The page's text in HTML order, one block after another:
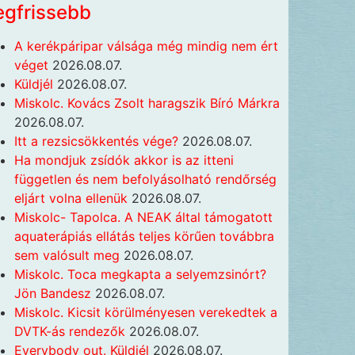
A kerékpáripar válsága még mindig nem ért
véget 2026.08.07.
Küldjél 2026.08.07.
Miskolc. Kovács Zsolt haragszik Bíró Márkra
2026.08.07.
Itt a rezsicsökkentés vége? 2026.08.07.
Ha mondjuk zsídók akkor is az itteni
független és nem befolyásolható rendőrség
eljárt volna ellenük 2026.08.07.
Miskolc- Tapolca. A NEAK által támogatott
aquaterápiás ellátás teljes körűen továbbra
sem valósult meg 2026.08.07.
Miskolc. Toca megkapta a selyemzsinórt?
Jön Bandesz 2026.08.07.
Miskolc. Kicsit körülményesen verekedtek a
DVTK-ás rendezők 2026.08.07.
Everybody out. Küldjél 2026.08.07.